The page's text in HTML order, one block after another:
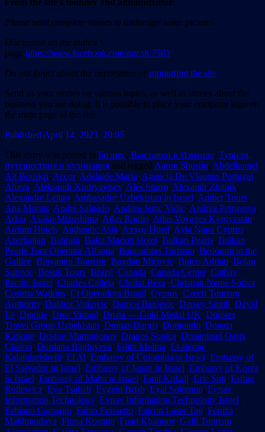
From the site’s founder and administrator:
Please send complete names to undersign some pictures.
Discussion on the author’s
page https://www.facebook.com/aar.sh.7503
Do not forget about the importance of supporting the site
Send us your stories on various topics, as well as stories about the
business you are doing. It is possible to place your company logo on
the main page of the site.
Published April 14, 2023 20:05
This entry was posted in Бизнес, Выставки в Израиле, Туризм,
путешествия и кулинария and tagged Aaron Shustin, Abdelkamel
Ait Bouskri, Accor, Adelaide Maria, Agencia De Vlagens Portugal,
Ahava, Aleksandr Kudryavtsev, Ales Sturm, Alexandr Zhitnik,
Alexandre Leitao, Ambasador Uzbekistan in Israel, Amber Tours,
Ana Morais, Andre Salgado, Andrea Jemc Vidic, Andrea Petrusova,
Arkia, Asako Mizushima, Atlas Romis, Atlas Voyages Kyrgyzstan,
Atrium Hotels, Authentic Asia, Axxos Hotel, Ayia Napa Cyprus,
Azerbaijan, Bahrain, Baku Mariott Hotel, Balkan Pearls, Balkan
Pearls Tour Operator Albania, Bancorbras Turismo, Bedouim in the
Galilee, Binyamin Tourism, Bogdan Micovic, Boico Adrian, Bojan
Sutovic, Bosuk Tours, Brazil, Canada, Canada Center, Cathay
Pacific Israel, Charles Calleja, Choko Beza, Christian Neme Soliva,
Cosima Watkins, Ct Operadora Brazil, Cyprus, Czech Tourism
Authority, Dalibor Vukovic, Danica Banjevic, Darsey Smith, David
Le, Dguide, Dive Virtual, Dnata — Gold Medal UK, Dolores
Travel Group Uzbekistan, Domas Dargis, Domundo, Donata
Katkute, Doston Muminjonov, Dragos Sonica, Dreamland Oasis
Chakvi, Durdana Baghiyeva, Edith Molina, Ekaterine
Kalandarishvili, El Al, Embassy of Colombia in Israel, Embassy of
El Salvador in Israel, Embassy of Japan in Israel, Embassy of Korea
in Israel, Embassy of Malta in Israel, Emil Kukalj, Eric Suh, Esther
Rotlewicz, Eva Tsabali, Evgeni Brish, Eyal Solomon, Eynav
Information Technology, Eynav Information Technology Israel,
Fabiano Camargo, Fabio Frassetto, Falcon Laser Tag, Feruza
Makhmudova, Fiona Kosmin, Fuad Khaimov, Galil Tourism